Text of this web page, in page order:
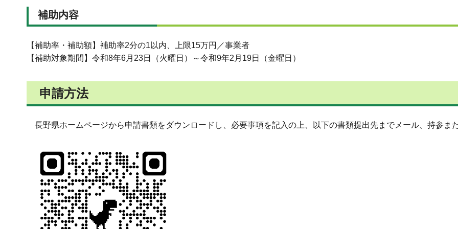
補助内容
【補助率・補助額】補助率2分の1以内、上限15万円／事業者
【補助対象期間】令和8年6月23日（火曜日）～令和9年2月19日（金曜日）
申請方法
長野県ホームページから申請書類をダウンロードし、必要事項を記入の上、以下の書類提出先までメール、持参ま